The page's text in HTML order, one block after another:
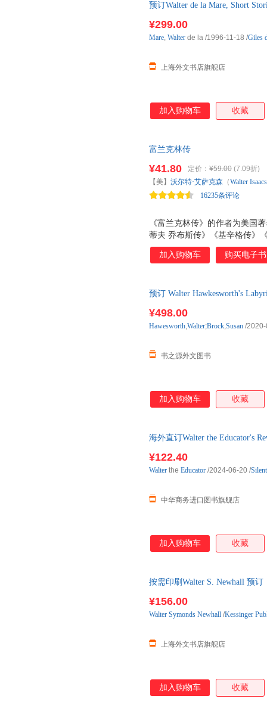
预订Walter de la Mare, Short
¥299.00
上海外文书店旗舰店
Mare, Walter de la /1996-11-18 /Giles
加入购物车 收藏
富兰克林传
《富兰克林传》的作者为美国
蒂夫 乔布斯传》《基辛格传》
正如我们所知，本杰明 富兰克
一。作为一个传奇人物，他参
《富兰克林传》极具权威性及
¥41.80 定价： ¥59.00 (7.09折)
16235条评论
【美】 沃尔特·艾萨克森 （Walter
加入购物车 购买电子书
预订 Walter Hawkesworth's
¥498.00
书之源外文图书
Hawesworth,Walter;Brock,Susan /
加入购物车 收藏
海外直订Walter the Educator's
¥122.40
中华商务进口图书旗舰店
Walter the Educator /2024-06-20 /
加入购物车 收藏
按需印刷Walter S. Newhall 预
¥156.00
上海外文书店旗舰店
Walter Symonds Newhall /Kessinger
加入购物车 收藏